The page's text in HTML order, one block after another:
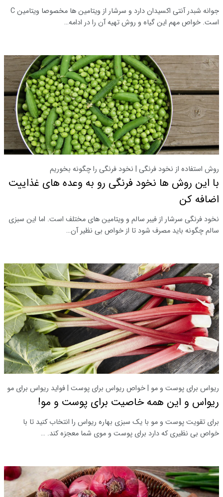
جوانه شبدر آنتی اکسیدان دارد و سرشار از ویتامین ها مخصوصا ویتامین C
است. خواص مهم این گیاه و روش تهیه آن را در ادامه…
روش استفاده از نخود فرنگی | نخود فرنگی را چگونه بخوریم
با این روش ها نخود فرنگی رو به وعده های غذاییت
اضافه کن
نخود فرنگی سرشار از فیبر سالم و ویتامین های مختلف است. اما این سبزی
سالم چگونه باید مصرف شود تا از خواص بی نظیر آن…
ریواس برای پوست و مو | خواص ریواس برای پوست | فواید ریواس برای مو
ریواس و این همه خاصیت برای پوست و مو!
برای تقویت پوست و مو با یک سبزی بهاره ریواس را انتخاب کنید تا با
خواص بی نظیری که دارد برای پوست و موی شما معجزه کند. …